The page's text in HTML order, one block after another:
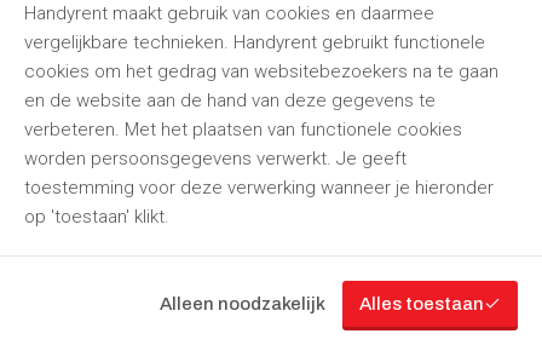
“Jouw partneringereedschapverhuur”
Volg ons
2026
Handyrent maakt gebruik van cookies en daarmee
vergelijkbare technieken. Handyrent gebruikt functionele
cookies om het gedrag van websitebezoekers na te gaan
en de website aan de hand van deze gegevens te
verbeteren. Met het plaatsen van functionele cookies
worden persoonsgegevens verwerkt. Je geeft
toestemming voor deze verwerking wanneer je hieronder
op 'toestaan' klikt.
Alleen noodzakelijk Alles toestaan